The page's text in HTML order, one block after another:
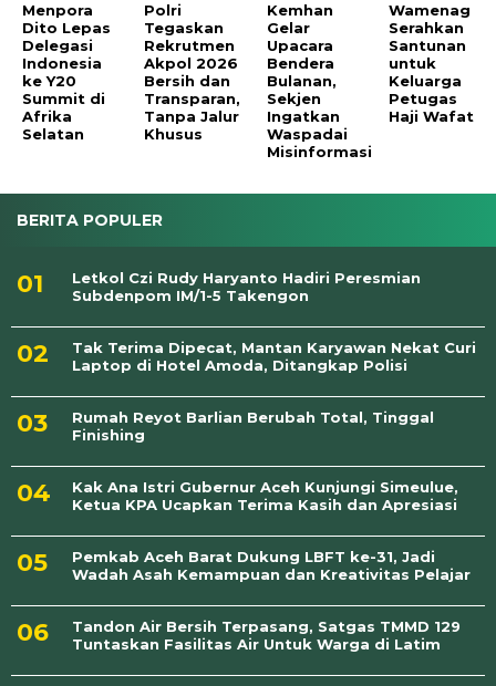
Menpora
Dito Lepas
Delegasi
Indonesia
ke Y20
Summit di
Afrika
Selatan
Polri
Tegaskan
Rekrutmen
Akpol 2026
Bersih dan
Transparan,
Tanpa Jalur
Khusus
Kemhan
Gelar
Upacara
Bendera
Bulanan,
Sekjen
Ingatkan
Waspadai
Misinformasi
Wamenag
Serahkan
Santunan
untuk
Keluarga
Petugas
Haji Wafat
BERITA POPULER
Letkol Czi Rudy Haryanto Hadiri Peresmian
Subdenpom IM/1-5 Takengon
Tak Terima Dipecat, Mantan Karyawan Nekat Curi
Laptop di Hotel Amoda, Ditangkap Polisi
Rumah Reyot Barlian Berubah Total, Tinggal
Finishing
Kak Ana Istri Gubernur Aceh Kunjungi Simeulue,
Ketua KPA Ucapkan Terima Kasih dan Apresiasi
Pemkab Aceh Barat Dukung LBFT ke-31, Jadi
Wadah Asah Kemampuan dan Kreativitas Pelajar
Tandon Air Bersih Terpasang, Satgas TMMD 129
Tuntaskan Fasilitas Air Untuk Warga di Latim